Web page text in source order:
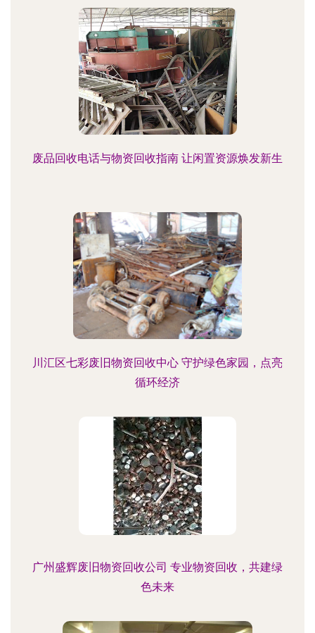
废品回收电话与物资回收指南 让闲置资源焕发新生
川汇区七彩废旧物资回收中心 守护绿色家园，点亮
循环经济
广州盛辉废旧物资回收公司 专业物资回收，共建绿
色未来